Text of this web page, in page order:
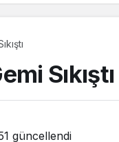
Sıkıştı
güncellendi